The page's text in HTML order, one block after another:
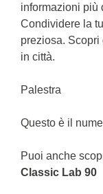
informazioni più
Condividere la
preziosa. Scopri
in città.
Palestra
Questo è il
Puoi anche
Classic Lab 90